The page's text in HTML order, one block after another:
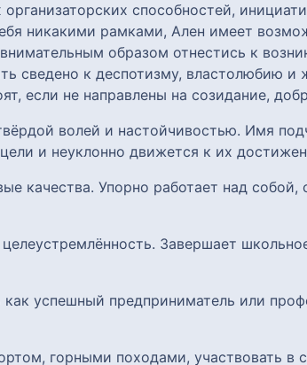
способностей,
никакими рамками, Ален имеет
образом отнестись к
сведено к деспотизму, властолюбию и
если не направлены на созидание,
волей и настойчивостью. Имя
и неуклонно движется к их
качества. Упорно работает над
Завершает
как успешный предприниматель или
горными походами, участвовать в